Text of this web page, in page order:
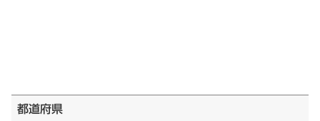
都道府県